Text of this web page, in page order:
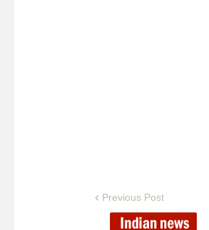
Previous Post